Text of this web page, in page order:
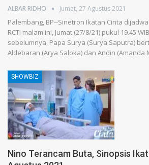
ALBAR RIDHO Jumat, 27 Agustus 2021
Palembang, BP--Sinetron Ikatan Cinta
RCTI malam ini, Jumat (27/8/21) pukul 19.45
sebelumnya, Papa Surya (Surya Saputra)
Aldebaran (Arya Saloka) dan Andin (Amanda
SHOWBIZ
Nino Terancam Buta, Sinopsis